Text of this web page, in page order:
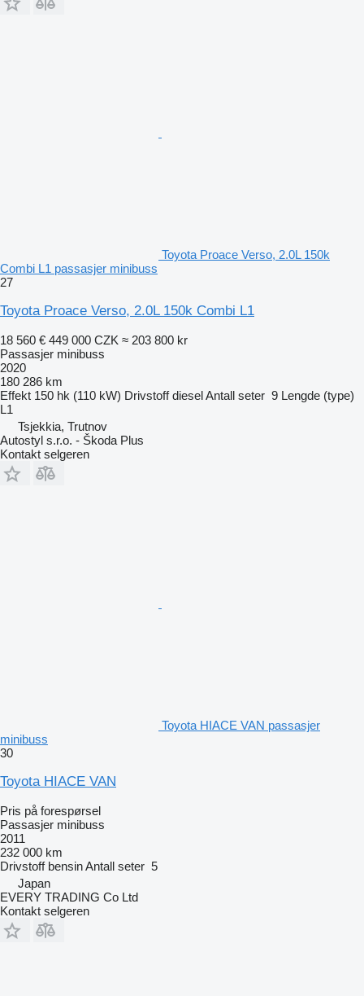
Toyota Proace Verso, 2.0L 150k
Combi L1 passasjer minibuss
27
Toyota Proace Verso, 2.0L 150k Combi L1
18 560 € 449 000 CZK ≈ 203 800 kr
Passasjer minibuss
2020
180 286 km
Effekt 150 hk (110 kW) Drivstoff dieselAntall seter 9 Lengde (type)
L1
Tsjekkia, Trutnov
Autostyl s.r.o. - Škoda Plus
Kontakt selgeren
Toyota HIACE VAN passasjer
minibuss
30
Toyota HIACE VAN
Pris på forespørsel
Passasjer minibuss
2011
232 000 km
Drivstoff bensinAntall seter 5
Japan
EVERY TRADING Co Ltd
Kontakt selgeren